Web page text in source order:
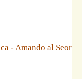
- Amando al Seor